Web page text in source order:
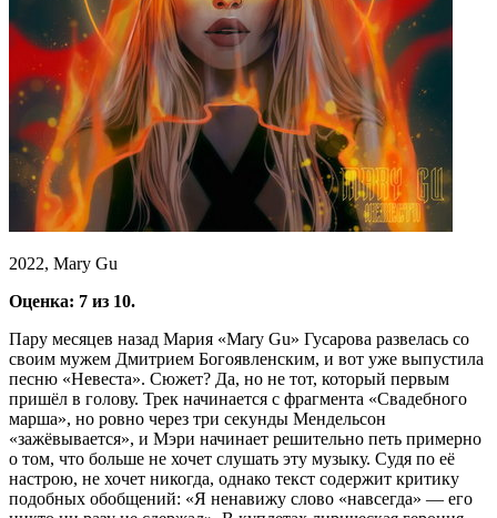
2022, Mary Gu
Оценка: 7 из 10.
Пару месяцев назад Мария «Mary Gu» Гусарова развелась со
своим мужем Дмитрием Богоявленским, и вот уже выпустила
песню «Невеста». Сюжет? Да, но не тот, который первым
пришёл в голову. Трек начинается с фрагмента «Свадебного
марша», но ровно через три секунды Мендельсон
«зажёвывается», и Мэри начинает решительно петь примерно
о том, что больше не хочет слушать эту музыку. Судя по её
настрою, не хочет никогда, однако текст содержит критику
подобных обобщений: «Я ненавижу слово «навсегда» — его